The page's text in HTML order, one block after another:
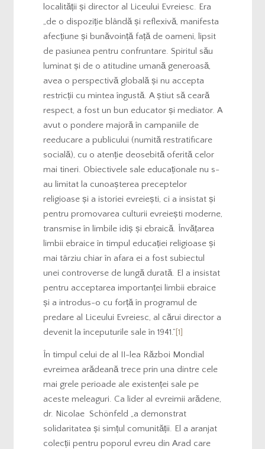
localității și director al Liceului Evreiesc. Era
„de o dispoziție blândă și reflexivă, manifesta
afecțiune și bunăvoință față de oameni, lipsit
de pasiunea pentru confruntare. Spiritul său
luminat și de o atitudine umană generoasă,
avea o perspectivă globală și nu accepta
restricții cu mintea îngustă. A știut să ceară
respect, a fost un bun educator și mediator. A
avut o pondere majoră în campaniile de
reeducare a publicului (numită restratificare
socială), cu o atenție deosebită oferită celor
mai tineri. Obiectivele sale educaționale nu s-
au limitat la cunoașterea preceptelor
religioase și a istoriei evreiești, ci a insistat și
pentru promovarea culturii evreiești moderne,
transmise în limbile idiș și ebraică. Învățarea
limbii ebraice în timpul educației religioase și
mai târziu chiar în afara ei a fost subiectul
unei controverse de lungă durată. El a insistat
pentru acceptarea importanței limbii ebraice
și a introdus-o cu forță în programul de
predare al Liceului Evreiesc, al cărui director a
devenit la începuturile sale în 1941.”[1]
În timpul celui de al II-lea Război Mondial
evreimea arădeană trece prin una dintre cele
mai grele perioade ale existenței sale pe
aceste meleaguri. Ca lider al evreimii arădene,
dr. Nicolae Schönfeld „a demonstrat
solidaritatea și simțul comunității. El a aranjat
colecții pentru poporul evreu din Arad care